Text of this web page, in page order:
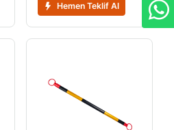
Hemen Teklif Al